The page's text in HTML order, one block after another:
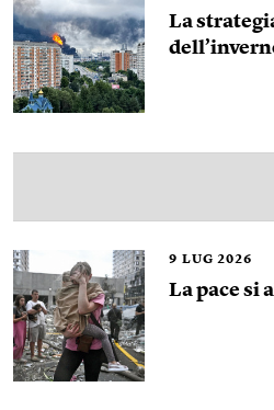
La
9 LUG 2026
La pace si